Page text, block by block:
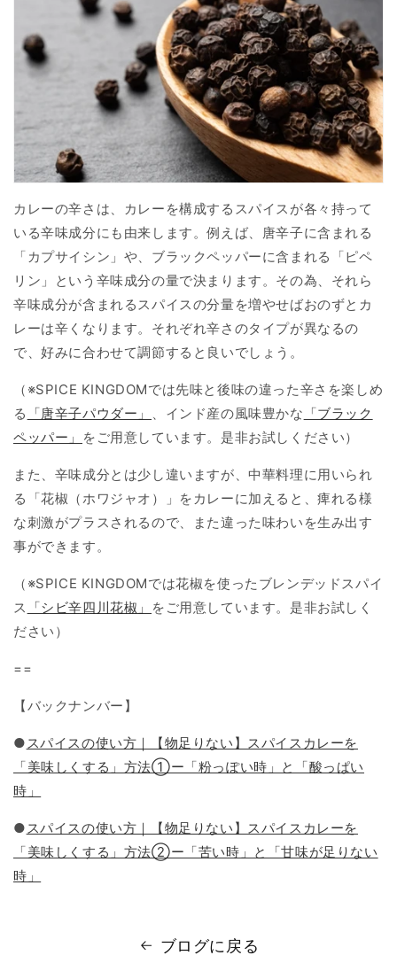
カレーの辛さは、カレーを構成するスパイスが各々持って
いる辛味成分にも由来します。例えば、唐辛子に含まれる
「カプサイシン」や、ブラックペッパーに含まれる「ピペ
リン」という辛味成分の量で決まります。その為、それら
辛味成分が含まれるスパイスの分量を増やせばおのずとカ
レーは辛くなります。それぞれ辛さのタイプが異なるの
で、好みに合わせて調節すると良いでしょう。
（※SPICE KINGDOMでは先味と後味の違った辛さを楽しめ
る
「唐辛子パウダー」 、インド産の風味豊かな 「ブラック
ペッパー」
をご用意しています。是非お試しください）
また、辛味成分とは少し違いますが、中華料理に用いられ
る「花椒（ホワジャオ）」をカレーに加えると、痺れる様
な刺激がプラスされるので、また違った味わいを生み出す
事ができます。
（※SPICE KINGDOMでは花椒を使ったブレンデッドスパイ
ス
「シビ辛四川花椒」
をご用意しています。是非お試しく
ださい）
==
【バックナンバー】
● スパイスの使い方｜【物足りない】スパイスカレーを
「美味しくする」方法①ー「粉っぽい時」と「酸っぱい
時」
● スパイスの使い方｜【物足りない】スパイスカレーを
「美味しくする」方法②ー「苦い時」と「甘味が足りない
時」
ブログに戻る